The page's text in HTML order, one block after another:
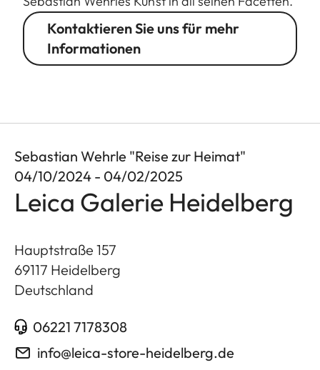
Kontaktieren Sie uns für mehr
Informationen
Sebastian Wehrle "Reise zur Heimat"
04/10/2024 - 04/02/2025
Leica Galerie Heidelberg
Hauptstraße 157
69117 Heidelberg
Deutschland
06221 7178308
info@leica-store-heidelberg.de